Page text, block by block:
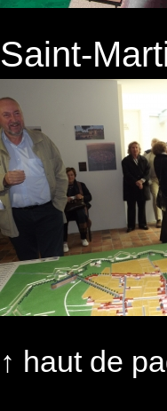
Saint-
↑ haut de